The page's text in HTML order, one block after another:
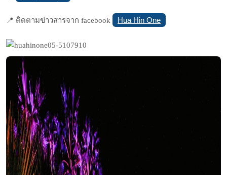
📍 ติดตามข่าวสารจาก facebook Hua Hin One